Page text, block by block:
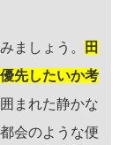
ましょう。
田
先したいか考
まれた静かな
会のような便